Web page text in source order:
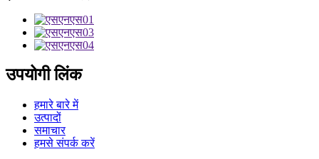
उपयोगी लिंक
हमारे बारे में
उत्पादों
समाचार
हमसे संपर्क करें